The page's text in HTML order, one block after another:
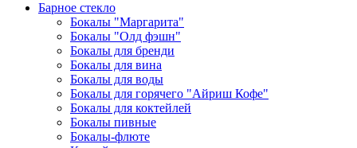
Барное стекло
Бокалы "Маргарита"
Бокалы "Олд фэшн"
Бокалы для бренди
Бокалы для вина
Бокалы для воды
Бокалы для горячего "Айриш Кофе"
Бокалы для коктейлей
Бокалы пивные
Бокалы-флюте